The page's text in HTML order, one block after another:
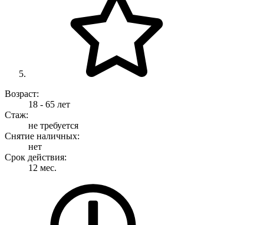
Возраст:
18 - 65 лет
Стаж:
не требуется
Снятие наличных:
нет
Срок действия:
12 мес.